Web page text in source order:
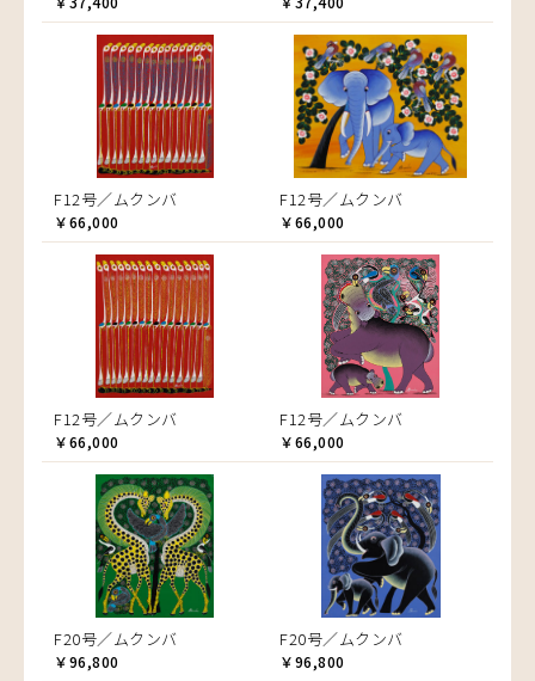
F12号／ムクンバ
￥66,000
F12号／ムクンバ
￥66,000
F12号／ムクンバ
￥66,000
F12号／ムクンバ
￥66,000
F20号／ムクンバ
￥96,800
F20号／ムクンバ
￥96,800